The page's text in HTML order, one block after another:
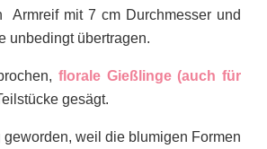
Armreif mit 7 cm Durchmesser und
unbedingt übertragen.
florale Gießlinge (auch für
gesägt.
weil die blumigen Formen